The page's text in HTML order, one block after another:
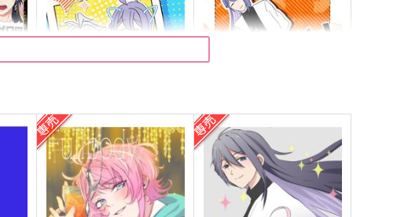
はじめてのちぇきかい
てんやわんや
ちまときさまと！
てんやわんや